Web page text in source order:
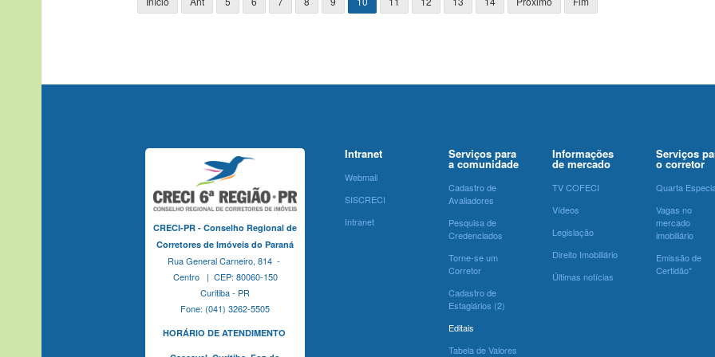
CRECI-PR - Conselho Regional de
Corretores de Imóveis do Paraná
Rua General Carneiro, 814 -
Centro | CEP: 80060-150
Curitiba - PR
Fone: (041) 3262-5505
HORÁRIO DE ATENDIMENTO
Intranet
Webmail
SISCRECI
Intranet
Serviços para
a comunidade
Cadastro de
Avaliadores
Pesquisa de
Credenciados
Torne-se um
Corretor
Cadastro de
Estagiários (2)
Editais
Tabela de Valores
Informações
de mercado
TV COFECI
Vídeos
Legislação
Direito Imobiliário
Últimas notícias
Serviços
o corretor
Quarta
Vagas no
mercado
imobiliário
Emissão de
Certidão*